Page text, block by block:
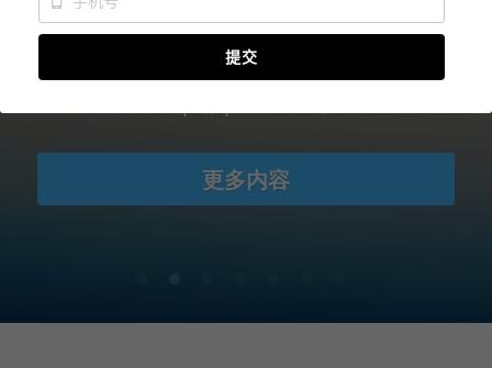
服务中心
科创书店
新闻消息
上海市普通高中学生综合素质评价信息管理系统学生
填报指导服务
上海学生综评-高中综评登录填报网址：
更多内容
提交